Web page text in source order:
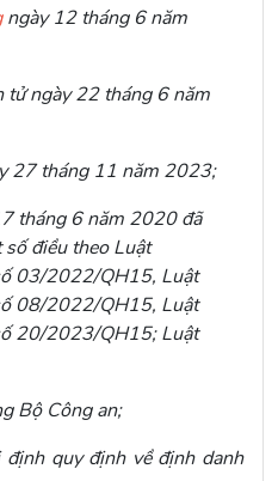
ngày 12 tháng 6 năm
tử ngày 22 tháng 6 năm
27 tháng 11 năm 2023;
tháng 6 năm 2020 đã
điều theo Luật
03/2022/QH15, Luật
08/2022/QH15, Luật
20/2023/QH15; Luật
Bộ Công an;
quy định về định danh